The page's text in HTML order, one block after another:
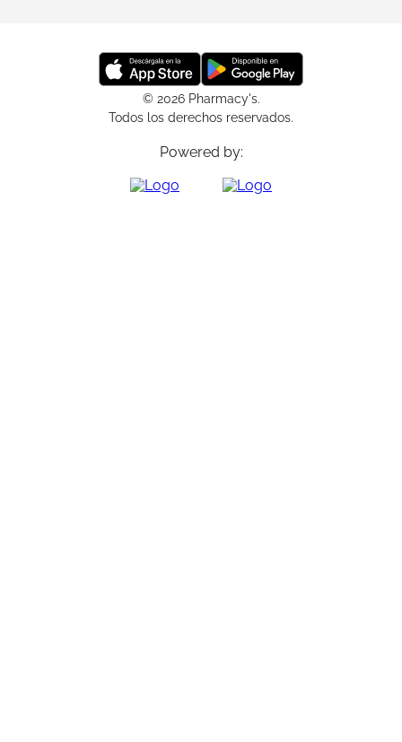
© 2026 Pharmacy's.
Todos los derechos reservados.
Powered by: